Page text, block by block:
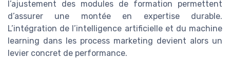
l’ajustement des modules de formation permettent
d’assurer une montée en expertise durable.
L’intégration de l’intelligence artificielle et du machine
learning dans les process marketing devient alors un
levier concret de performance.